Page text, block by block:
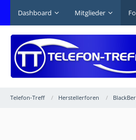
Dashboard Mitglieder
Telefon-Treff Herstellerforen